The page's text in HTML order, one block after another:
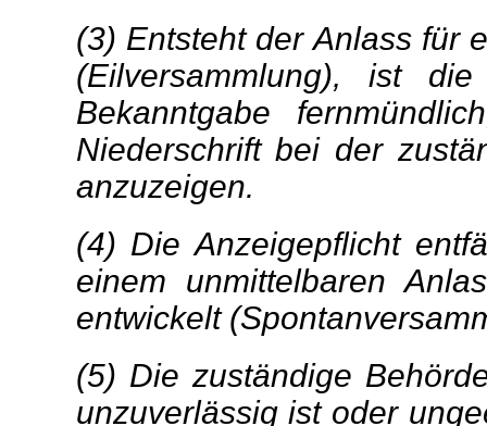
(3) Entsteht der Anlass für
(Eilversammlung), ist
Bekanntgabe
Niederschrift bei der
anzuzeigen.
(4) Die Anzeigepflicht
einem unmittelbaren
entwickelt
(5) Die zuständige
unzuverlässig ist oder